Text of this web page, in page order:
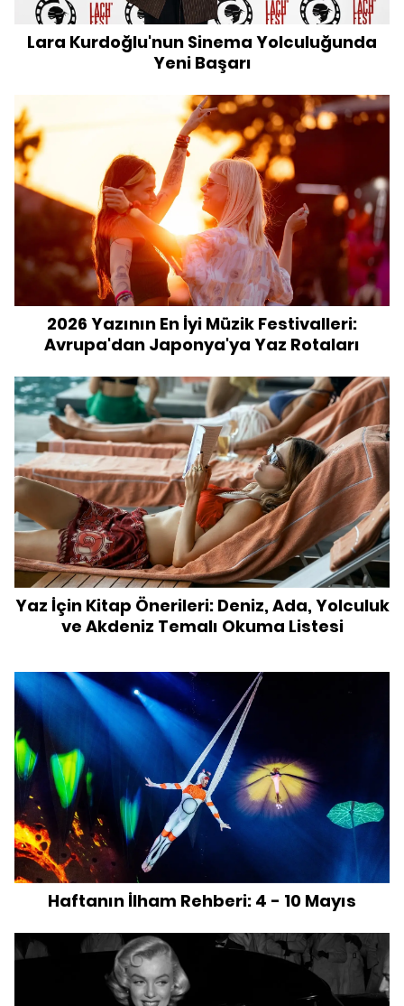
Lara Kurdoğlu'nun Sinema Yolculuğunda
Yeni Başarı
2026 Yazının En İyi Müzik Festivalleri:
Avrupa'dan Japonya'ya Yaz Rotaları
Yaz İçin Kitap Önerileri: Deniz, Ada, Yolculuk
ve Akdeniz Temalı Okuma Listesi
Haftanın İlham Rehberi: 4 - 10 Mayıs